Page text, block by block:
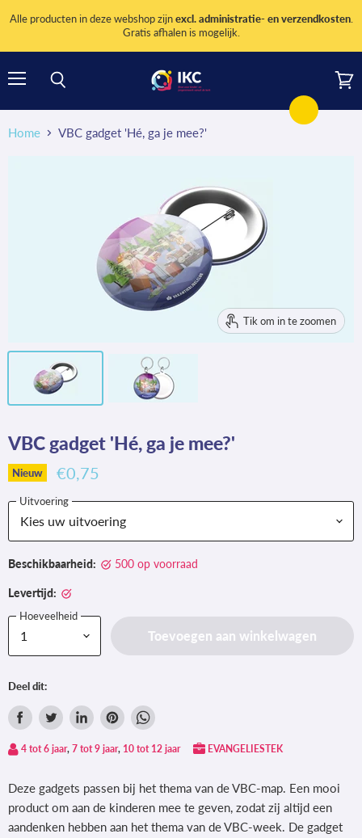
Alle producten in deze webshop zijnexcl. administratie- en verzendkosten.
Gratis afhalen is mogelijk.
Home VBC gadget 'Hé, ga je mee?'
Tik om in te zoomen
VBC gadget 'Hé, ga je mee?'
Nieuw €0,75
Uitvoering
Beschikbaarheid: 500 op voorraad
Levertijd:
Hoeveelheid
Toevoegen aan winkelwagen
Deel dit:
Delen
via
Tweet
op
Deel
op
Pin
op
Deel
via
4 tot 6 jaar, 7 tot 9 jaar, 10 tot 12 jaar EVANGELIESTEK
Deze gadgets passen bij het thema van de VBC-map. Een mooi
product om aan de kinderen mee te geven, zodat zij altijd een
aandenken hebben aan het thema van de VBC-week. De gadget